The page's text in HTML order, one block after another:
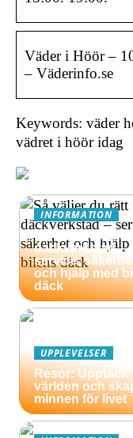
Väder i Höör –
– Väderinfo.se
Keywords: väder
vädret i höör idag
INFORMATION
Så väljer du rätt
däckverkstad –
service,
och hjälp med
däck
UPPLEVELSER
Resor: Upptäck
världen och
minnen för livet